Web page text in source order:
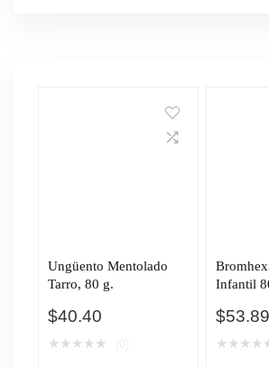
Ungüento Mentolado
Tarro, 80 g.
$40.40
★ ★ ★ ★ ★
Infantil
$53.89
★ ★ ★ ★